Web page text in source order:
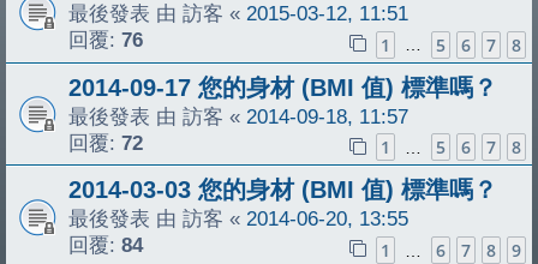
最後發表 由 訪客 « 2015-03-12, 11:51
回覆: 76 1 5 6 7 8
2014-09-17 您的身材 (BMI 值) 標準嗎？
最後發表 由 訪客 « 2014-09-18, 11:57
回覆: 72 1 5 6 7 8
2014-03-03 您的身材 (BMI 值) 標準嗎？
最後發表 由 訪客 « 2014-06-20, 13:55
回覆: 84 1 6 7 8 9